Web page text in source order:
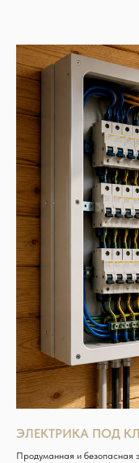
ЭЛЕКТРИКА ПОД
Продуманная и безопасная